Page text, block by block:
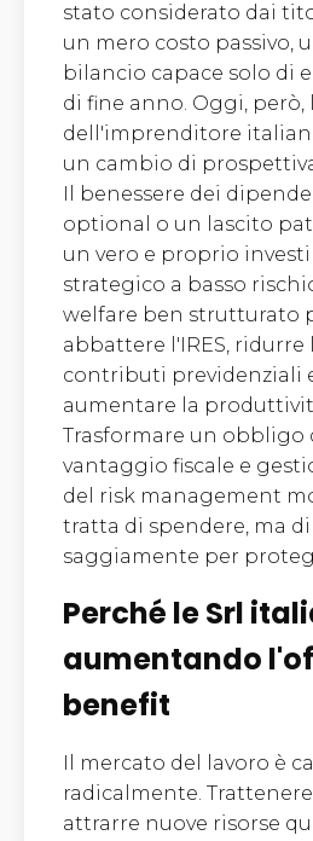
stato considerato dai
un mero costo passivo,
bilancio capace solo di
di fine anno. Oggi,
dell'imprenditore
un cambio di
Il benessere dei
optional o un lascito
un vero e proprio
strategico a basso
welfare ben strutturato
abbattere l'IRES,
contributi previdenziali
aumentare la
Trasformare un obbligo
vantaggio fiscale e
del risk management
tratta di spendere, ma
saggiamente per
Perché le Srl
aumentando
benefit
Il mercato del lavoro è
radicalmente.
attrarre nuove risorse